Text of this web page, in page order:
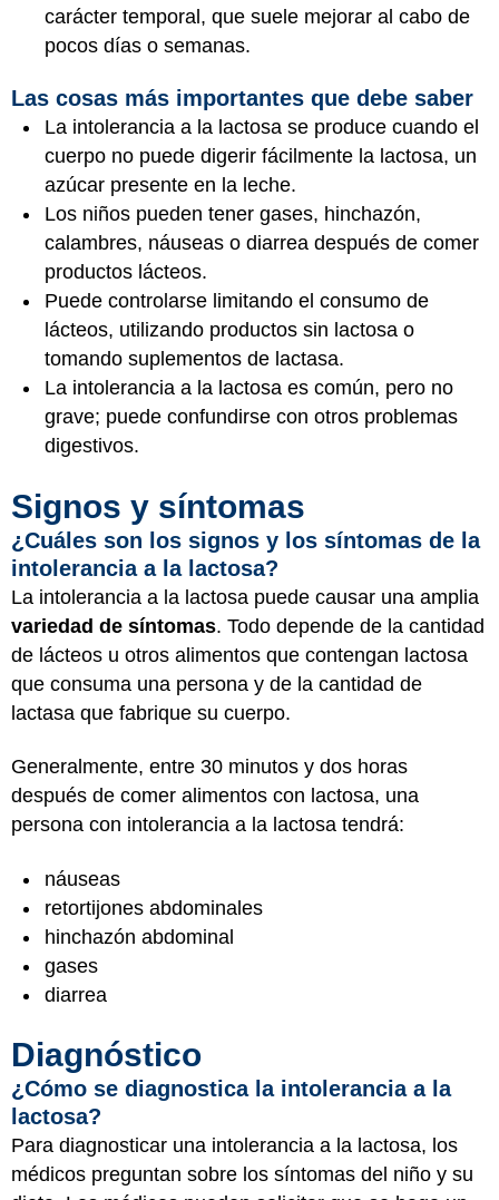
carácter temporal, que suele mejorar al cabo de
pocos días o semanas.
Las cosas más importantes que debe saber
La intolerancia a la lactosa se produce cuando el
cuerpo no puede digerir fácilmente la lactosa, un
azúcar presente en la leche.
Los niños pueden tener gases, hinchazón,
calambres, náuseas o diarrea después de comer
productos lácteos.
Puede controlarse limitando el consumo de
lácteos, utilizando productos sin lactosa o
tomando suplementos de lactasa.
La intolerancia a la lactosa es común, pero no
grave; puede confundirse con otros problemas
digestivos.
Signos y síntomas
¿Cuáles son los signos y los síntomas de la
intolerancia a la lactosa?
La intolerancia a la lactosa puede causar una amplia
variedad de síntomas. Todo depende de la cantidad
de lácteos u otros alimentos que contengan lactosa
que consuma una persona y de la cantidad de
lactasa que fabrique su cuerpo.
Generalmente, entre 30 minutos y dos horas
después de comer alimentos con lactosa, una
persona con intolerancia a la lactosa tendrá:
náuseas
retortijones abdominales
hinchazón abdominal
gases
diarrea
Diagnóstico
¿Cómo se diagnostica la intolerancia a la
lactosa?
Para diagnosticar una intolerancia a la lactosa, los
médicos preguntan sobre los síntomas del niño y su